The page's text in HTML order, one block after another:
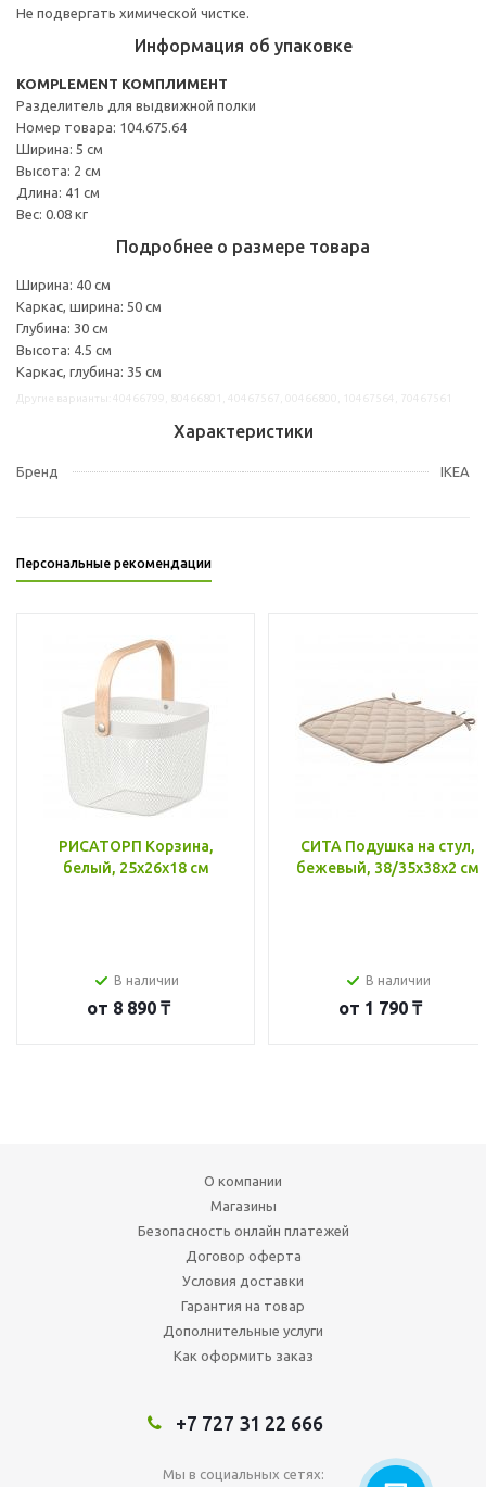
Не подвергать химической чистке.
Информация об упаковке
KOMPLEMENT КОМПЛИМЕНТ
Разделитель для выдвижной полки
Номер товара: 104.675.64
Ширина: 5 см
Высота: 2 см
Длина: 41 см
Вес: 0.08 кг
Подробнее о размере товара
Ширина: 40 см
Каркас, ширина: 50 см
Глубина: 30 см
Высота: 4.5 см
Каркас, глубина: 35 см
Характеристики
Бренд IKEA
Персональные рекомендации
РИСАТОРП Корзина,
белый, 25x26x18 см
В наличии
от 8 890 ₸
СИТА Подушка на стул,
бежевый, 38/35x38x2 см
В наличии
от 1 790 ₸
О компании
Магазины
Безопасность онлайн платежей
Договор оферта
Условия доставки
Гарантия на товар
Дополнительные услуги
Как оформить заказ
+7 727 31 22 666
Мы в социальных сетях: